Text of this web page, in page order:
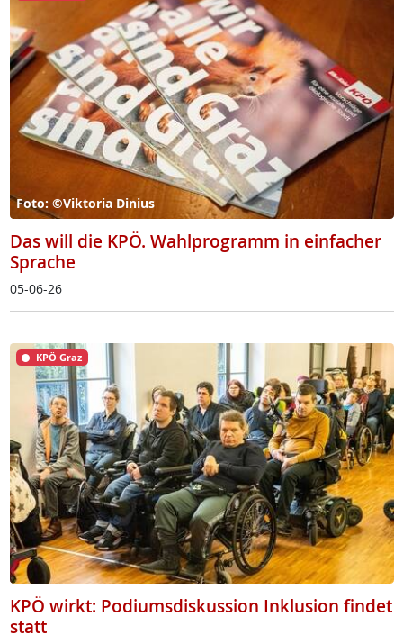
Foto: ©Viktoria Dinius
Das will die KPÖ. Wahlprogramm in einfacher
Sprache
05-06-26
KPÖ Graz
KPÖ wirkt: Podiumsdiskussion Inklusion findet
statt